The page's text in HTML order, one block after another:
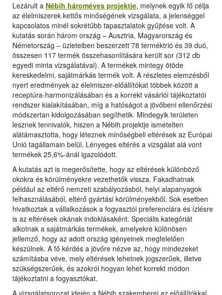
Lezárult a Nébih hároméves projektje, melynek egyik fő célja
az élelmiszerek kettős minőségének vizsgálata, a jelenséggel
kapcsolatos minél sokrétűbb tapasztalatok gyűjtése volt. A
kutatás során három ország – Ausztria, Magyarország és
Németország – üzleteiben beszerzett 78 terméktrió és 39 duó,
összesen 117 termék összehasonlítására került sor (312 db
egyedi minta vizsgálatával). A termékek mintegy ötöde
kereskedelmi, sajátmárkás termék volt. A részletes elemzésből
nyert eredmények az élelmiszer-előállítókat többek között a
receptúra-harmonizálásában és a korrekt vásárlói tájékoztatói
rendszer kialakításában, míg a hatóságot a jövőbeni ellenőrzési
módszertan kidolgozásában segíthetik. Mindegyik területen
lesznek tennivalók, hiszen a Nébih projektje ismételten
alátámasztotta, hogy léteznek minőségbeli eltérések az Európai
Unió tagállamain belül. Lényeges eltérés a vizsgálat alá vont
termékek 25,6%-ánál igazolódott.
A kutatás azt is megerősítette, hogy az eltérések különböző
okokra és körülményekre vezethetők vissza. Fakadhatnak
például az eltérő nemzeti szabályozásból, helyi alapanyagok
felhasználásából, eltérő gyártási körülményekből. Sok esetben
hivatkoztak a vállalkozások a fogyasztói preferenciára és ízlésre
is az eltérések okának indoklásaként. Speciális kategóriát
alkotnak a sajátmárkás termékek, amelyekre különösen
jellemző, hogy az adott ország igényeinek megfelelően
készülnek. A fő kérdés a jövőre nézve az, hogy mindezeket
számításba véve, mely eltérések lehetnek jogszerűek, illetve
szükségszerűek, és azokról hogyan lehet korrekt módon
tájékoztatni a fogyasztókat.